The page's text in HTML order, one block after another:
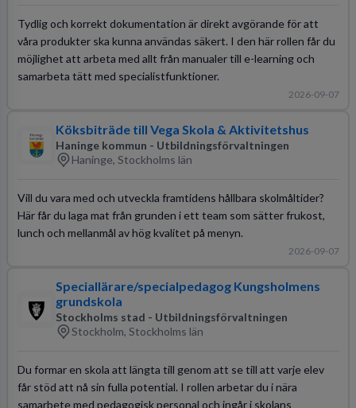
Tydlig och korrekt dokumentation är direkt avgörande för att
våra produkter ska kunna användas säkert. I den här rollen får du
möjlighet att arbeta med allt från manualer till e-learning och
samarbeta tätt med specialistfunktioner.
2026-09-07
Köksbiträde till Vega Skola & Aktivitetshus
Haninge kommun - Utbildningsförvaltningen
Haninge, Stockholms län
Vill du vara med och utveckla framtidens hållbara skolmåltider?
Här får du laga mat från grunden i ett team som sätter frukost,
lunch och mellanmål av hög kvalitet på menyn.
2026-09-07
Speciallärare/specialpedagog Kungsholmens
grundskola
Stockholms stad - Utbildningsförvaltningen
Stockholm, Stockholms län
Du formar en skola att längta till genom att se till att varje elev
får stöd att nå sin fulla potential. I rollen arbetar du i nära
samarbete med pedagogisk personal och ingår i skolans